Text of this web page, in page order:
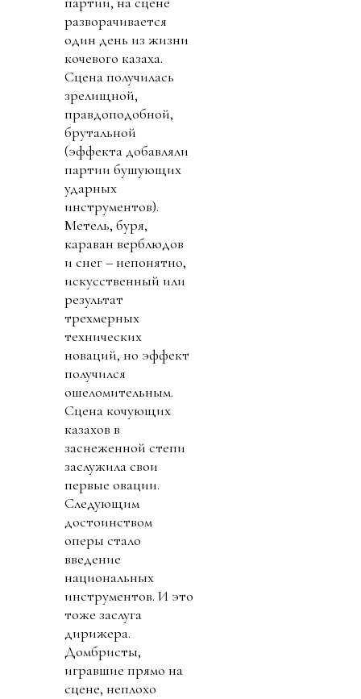
разворачивается
один день из жизни
кочевого казаха.
Сцена получилась
зрелищной,
правдоподобной,
брутальной
(эффекта добавляли
партии бушующих
ударных
инструментов).
Метель, буря,
караван верблюдов
и снег – непонятно,
искусственный или
результат
трехмерных
технических
новаций, но эффект
получился
ошеломительным.
Сцена кочующих
казахов в
заснеженной степи
заслужила свои
первые овации.
Следующим
достоинством
оперы стало
введение
национальных
инструментов. И это
тоже заслуга
дирижера.
Домбристы,
игравшие прямо на
сцене, неплохо